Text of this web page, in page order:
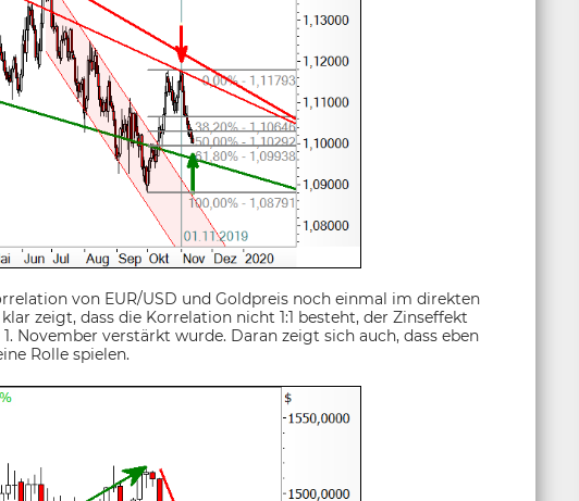
von EUR/USD und Goldpreis noch einmal im direkten
zeigt, dass die Korrelation nicht 1:1 besteht, der Zinseffekt
November verstärkt wurde. Daran zeigt sich auch, dass eben
Rolle spielen.